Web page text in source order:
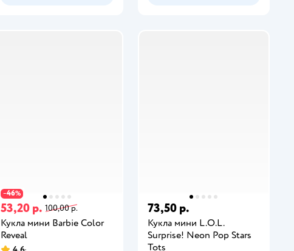
−46%
53,20 р. 100,00 р.
Кукла мини Barbie Color
Reveal
73,50 р.
Кукла мини L.O.L.
Surprise! Neon Pop Stars
Tots